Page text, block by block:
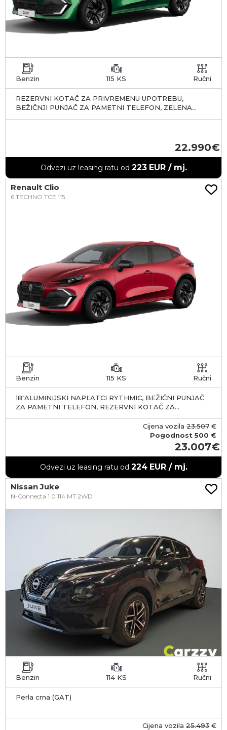
Benzin 115 KS Ručni
REZERVNI KOTAČ ZA PRIVREMENU UPOTREBU,
BEŽIČNJI PUNJAČ ZA PAMETNI TELEFON, ZELENA
22.990
Odvezi uz leasing ratu od 223 EUR / mj.
Renault Clio
6 TECHNO TCE 115
Benzin 115 KS Ručni
18"ALUMINIJSKI NAPLATCI RYTHMIC, BEŽIČNI PUNJAČ
ZA PAMETNI TELEFON, REZERVNI KOTAČ ZA
Cijena vozila 23.507 €
Pogodnost 500 €
23.007
Odvezi uz leasing ratu od 224 EUR / mj.
Nissan Juke
N-Connecta 1.0 114 MT 2WD
Benzin 114 KS Ručni
Perla crna (GAT)
Cijena vozila 25.493 €